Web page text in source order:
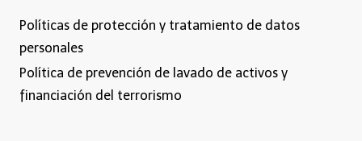
Políticas de protección y tratamiento de datos
personales
Política de prevención de lavado de activos y
financiación del terrorismo